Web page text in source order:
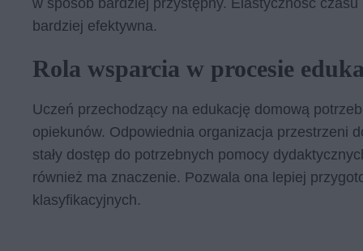
bardziej efektywna.
Rola wsparcia w procesie
Uczeń przechodzący na edukację domową
opiekunów. Odpowiednia organizacja przestrzeni
stały dostęp do potrzebnych pomocy
również ma znaczenie. Pozwala ona lepiej
klasyfikacyjnych.